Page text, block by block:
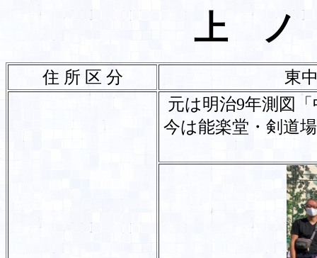
上
住 所 区 分 東
元は明治9年測図
今は能楽堂・剣道